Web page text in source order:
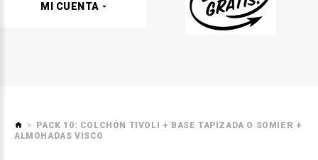
MI CUENTA
PACK 10: COLCHÓN TIVOLI + BASE TAPIZADA O SOMIER +
ALMOHADAS VISCO